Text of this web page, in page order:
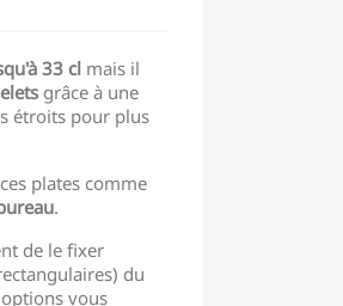
33 cl mais il
grâce à une
étroits pour plus
plates comme
.
de le fixer
du
vous